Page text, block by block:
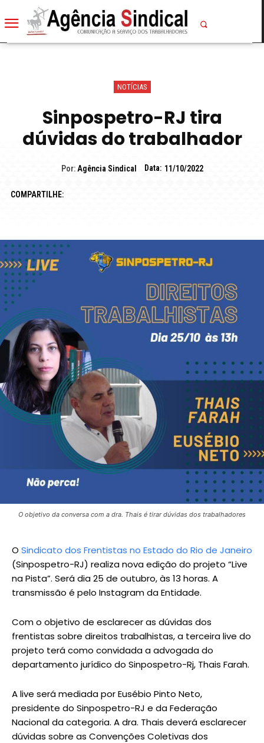
NOTÍCIAS
Sinpospetro-RJ tira
dúvidas do trabalhador
Por: Agência Sindical Data: 11/10/2022
COMPARTILHE:
O objetivo da conversa com a dra. Thais é tirar dúvidas dos trabalhadores
O Sindicato dos Frentistas no Estado do Rio de Janeiro
(Sinpospetro-RJ) realiza nova edição do projeto “Live
na Pista”. Será dia 25 de outubro, às 13 horas. A
transmissão é pelo Instagram da Entidade.
Com o objetivo de esclarecer as dúvidas dos
frentistas sobre direitos trabalhistas, a terceira live do
projeto terá como convidada a advogada do
departamento jurídico do Sinpospetro-Rj, Thais Farah.
A live será mediada por Eusébio Pinto Neto,
presidente do Sinpospetro-RJ e da Federação
Nacional da categoria. A dra. Thais deverá esclarecer
dúvidas sobre as Convenções Coletivas dos